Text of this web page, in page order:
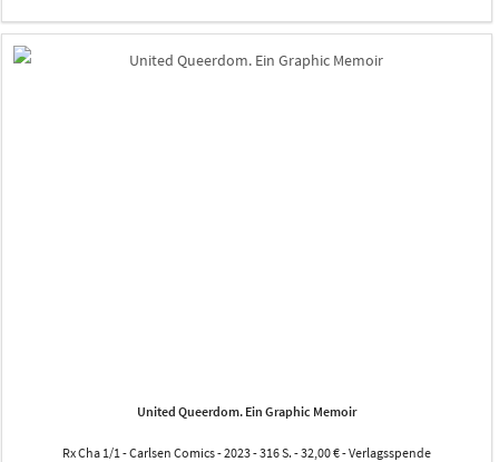
United Queerdom. Ein Graphic Memoir
Rx Cha 1/1 - Carlsen Comics - 2023 - 316 S. - 32,00 € - Verlagsspende